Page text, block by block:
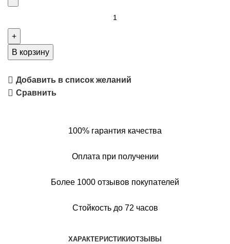
В корзину
Добавить в список желаний
Сравнить
100% гарантия качества
Оплата при получении
Более 1000 отзывов покупателей
Стойкость до 72 часов
ХАРАКТЕРИСТИКИОТЗЫВЫ